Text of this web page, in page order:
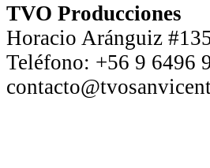
TVO Producciones
Horacio Aránguiz
Teléfono: +56 9 6496